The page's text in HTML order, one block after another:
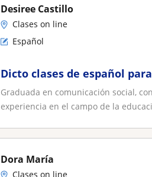
Desiree Castillo
Clases on line
Español
Dicto clases de español
Graduada en comunicación social,
experiencia en el campo de la
Dora María
Clases on line